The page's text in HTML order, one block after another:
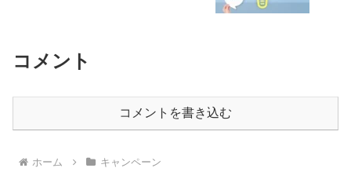
コメント
コメントを書き込む
ホーム キャンペーン